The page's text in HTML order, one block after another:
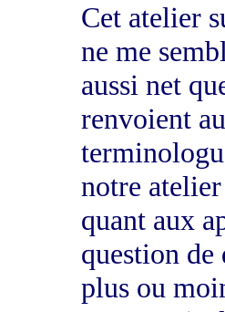
Cet atelier
ne me
aussi net
renvoient
notre
quant aux
question de
plus ou